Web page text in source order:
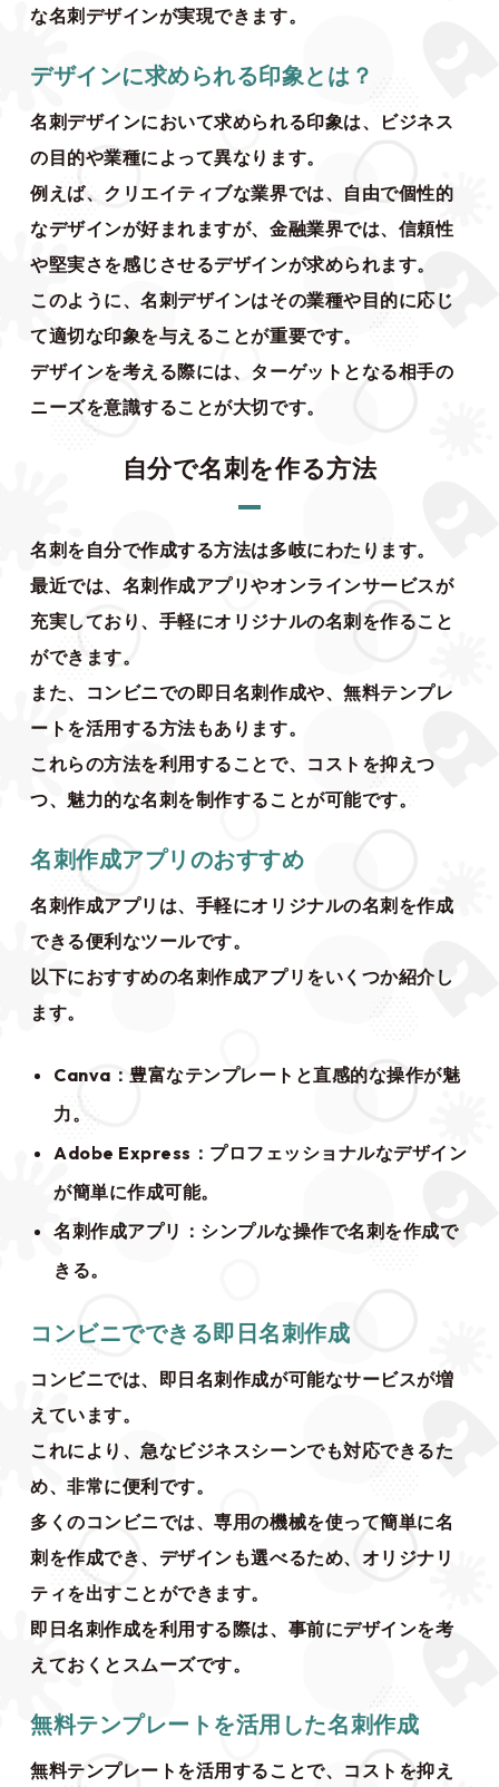
な名刺デザインが実現できます。
デザインに求められる印象とは？
名刺デザインにおいて求められる印象は、ビジネス
の目的や業種によって異なります。
例えば、クリエイティブな業界では、自由で個性的
なデザインが好まれますが、金融業界では、信頼性
や堅実さを感じさせるデザインが求められます。
このように、名刺デザインはその業種や目的に応じ
て適切な印象を与えることが重要です。
デザインを考える際には、ターゲットとなる相手の
ニーズを意識することが大切です。
自分で名刺を作る方法
名刺を自分で作成する方法は多岐にわたります。
最近では、名刺作成アプリやオンラインサービスが
充実しており、手軽にオリジナルの名刺を作ること
ができます。
また、コンビニでの即日名刺作成や、無料テンプレ
ートを活用する方法もあります。
これらの方法を利用することで、コストを抑えつ
つ、魅力的な名刺を制作することが可能です。
名刺作成アプリのおすすめ
名刺作成アプリは、手軽にオリジナルの名刺を作成
できる便利なツールです。
以下におすすめの名刺作成アプリをいくつか紹介し
ます。
Canva：豊富なテンプレートと直感的な操作が魅
力。
Adobe Express：プロフェッショナルなデザイン
が簡単に作成可能。
名刺作成アプリ：シンプルな操作で名刺を作成で
きる。
コンビニでできる即日名刺作成
コンビニでは、即日名刺作成が可能なサービスが増
えています。
これにより、急なビジネスシーンでも対応できるた
め、非常に便利です。
多くのコンビニでは、専用の機械を使って簡単に名
刺を作成でき、デザインも選べるため、オリジナリ
ティを出すことができます。
即日名刺作成を利用する際は、事前にデザインを考
えておくとスムーズです。
無料テンプレートを活用した名刺作成
無料テンプレートを活用することで、コストを抑え